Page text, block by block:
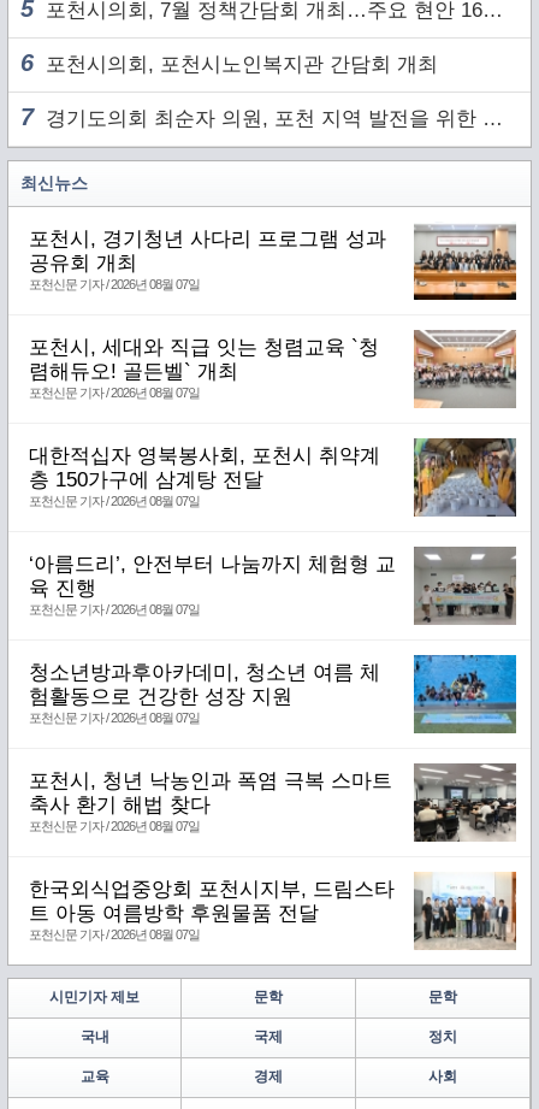
5 포천시의회, 7월 정책간담회 개최…주요 현안 16건 점검
6 포천시의회, 포천시노인복지관 간담회 개최
7경기도의회 최순자 의원, 포천 지역 발전을 위한 정담회 개최
최신뉴스
포천시, 경기청년 사다리 프로그램 성과
공유회 개최
포천신문 기자 / 2026년 08월 07일
포천시, 세대와 직급 잇는 청렴교육 `청
렴해듀오! 골든벨` 개최
포천신문 기자 / 2026년 08월 07일
대한적십자 영북봉사회, 포천시 취약계
층 150가구에 삼계탕 전달
포천신문 기자 / 2026년 08월 07일
‘아름드리’, 안전부터 나눔까지 체험형 교
육 진행
포천신문 기자 / 2026년 08월 07일
청소년방과후아카데미, 청소년 여름 체
험활동으로 건강한 성장 지원
포천신문 기자 / 2026년 08월 07일
포천시, 청년 낙농인과 폭염 극복 스마트
축사 환기 해법 찾다
포천신문 기자 / 2026년 08월 07일
한국외식업중앙회 포천시지부, 드림스타
트 아동 여름방학 후원물품 전달
포천신문 기자 / 2026년 08월 07일
시민기자 제보 문학 문학
국내 국제 정치
교육 경제 사회